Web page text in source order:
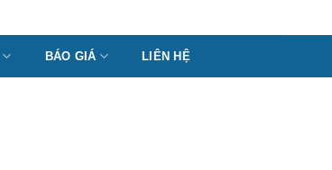
BÁO GIÁ LIÊN HỆ